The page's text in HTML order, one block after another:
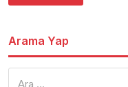
Arama Yap